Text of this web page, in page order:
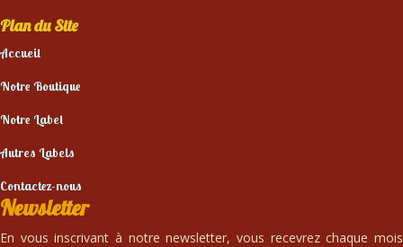
Plan du Site
Accueil
Notre Boutique
Notre Label
Autres Labels
Contactez-nous
Newsletter
En vous inscrivant à notre newsletter, vous recevrez chaque mois